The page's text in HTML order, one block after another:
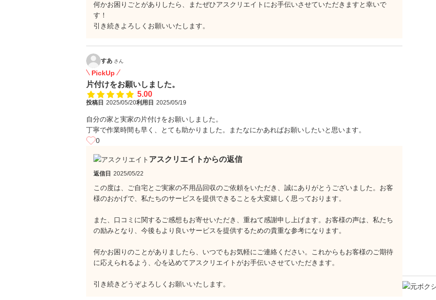
何かお困りごとがありしたら、またぜひアスクリエイトにお手伝いさせていただきますと幸いで
す！
引き続きよろしくお願いいたします。
すあ さん
PickUp
片付けをお願いしました。
5.00
投稿日 2025/05/20利用日 2025/05/19
自分の家と実家の片付けをお願いしました。
丁寧で作業時間も早く、とても助かりました。またなにかあればお願いしたいと思います。
0
アスクリエイトからの返信
返信日 2025/05/22
この度は、ご自宅とご実家の不用品回収のご依頼をいただき、誠にありがとうございました。お客
様のおかげで、私たちのサービスを提供できることを大変嬉しく思っております。
また、口コミに関するご感想もお寄せいただき、重ねて感謝申し上げます。お客様の声は、私たち
の励みとなり、今後もより良いサービスを提供するための貴重な参考になります。
何かお困りのことがありましたら、いつでもお気軽にご連絡ください。これからもお客様のご期待
に応えられるよう、心を込めてアスクリエイトがお手伝いさせていただきます。
引き続きどうぞよろしくお願いいたします。